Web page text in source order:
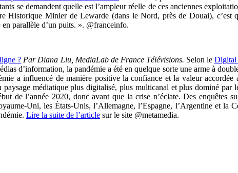
se demandent quelle est l’ampleur réelle de ces anciennes
Minier de Lewarde (dans le Nord, près de Douai), c’est
parallèle d’un puits. ». @franceinfo.
? Par Diana Liu, MediaLab de France Télévisions. Selon le Digital
d’information, la pandémie a été en quelque sorte une arme à
a influencé de manière positive la confiance et la valeur accordée
médiatique plus digitalisé, plus multicanal et plus dominé par
de l’année 2020, donc avant que la crise n’éclate. Des enquêtes
Uni, les États-Unis, l’Allemagne, l’Espagne, l’Argentine et la
Lire la suite de l’article sur le site @metamedia.